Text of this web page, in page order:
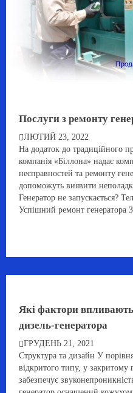
Послуги з ремонту
ЛЮТИЙ 23, 2022
На додаток до традиційного
компанія «Біллона» надає
несправностей та ремонту
допоможуть виявити
Генератор не запускається?
Успішний ремонт генератора
Які фактори
дизель-генератора
ГРУДЕНЬ 21, 2021
Структура та дизайн У
відкритого типу, у закритому
забезпечує